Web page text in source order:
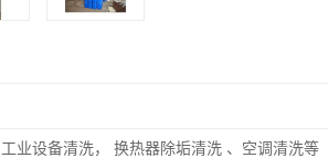
工业设备清洗， 换热器除垢清洗 、空调清洗等